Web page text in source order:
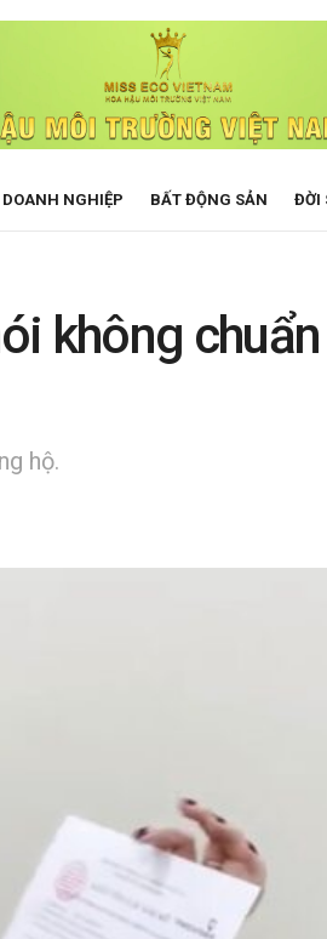
DOANH NGHIỆP BẤT ĐỘNG SẢN ĐỜI
không
hộ.